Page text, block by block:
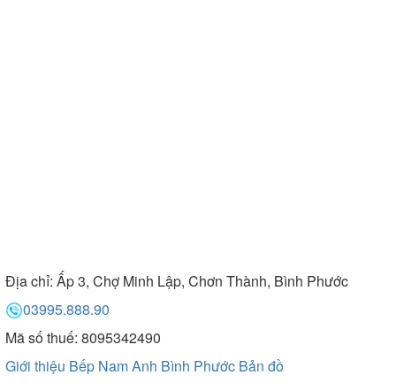
Địa chỉ: Ấp 3, Chợ Minh Lập, Chơn Thành, Bình Phước
03995.888.90
Mã số thuế: 8095342490
Giới thiệu Bếp Nam Anh Bình Phước Bản đồ